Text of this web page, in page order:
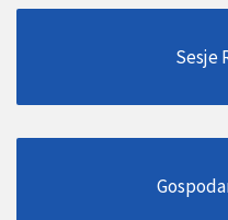
Sesje